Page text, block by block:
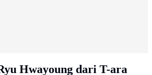
Hwayoung dari T-ara